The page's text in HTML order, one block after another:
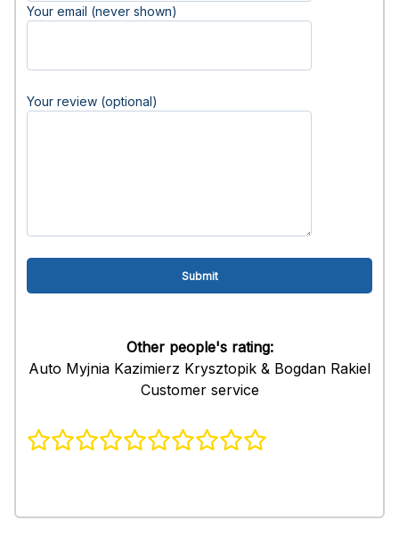
Your email (never shown)
Your review (optional)
Other people's rating:
Auto Myjnia Kazimierz Krysztopik & Bogdan Rakiel
Customer service